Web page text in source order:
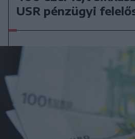
USR pénzügyi